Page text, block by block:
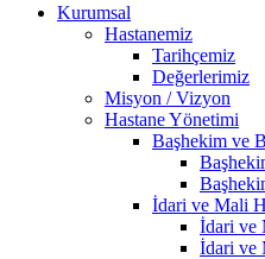
Kurumsal
Hastanemiz
Tarihçemiz
Değerlerimiz
Misyon / Vizyon
Hastane Yönetimi
Başhekim ve
İdari ve Mali
İdari ve
İdari ve